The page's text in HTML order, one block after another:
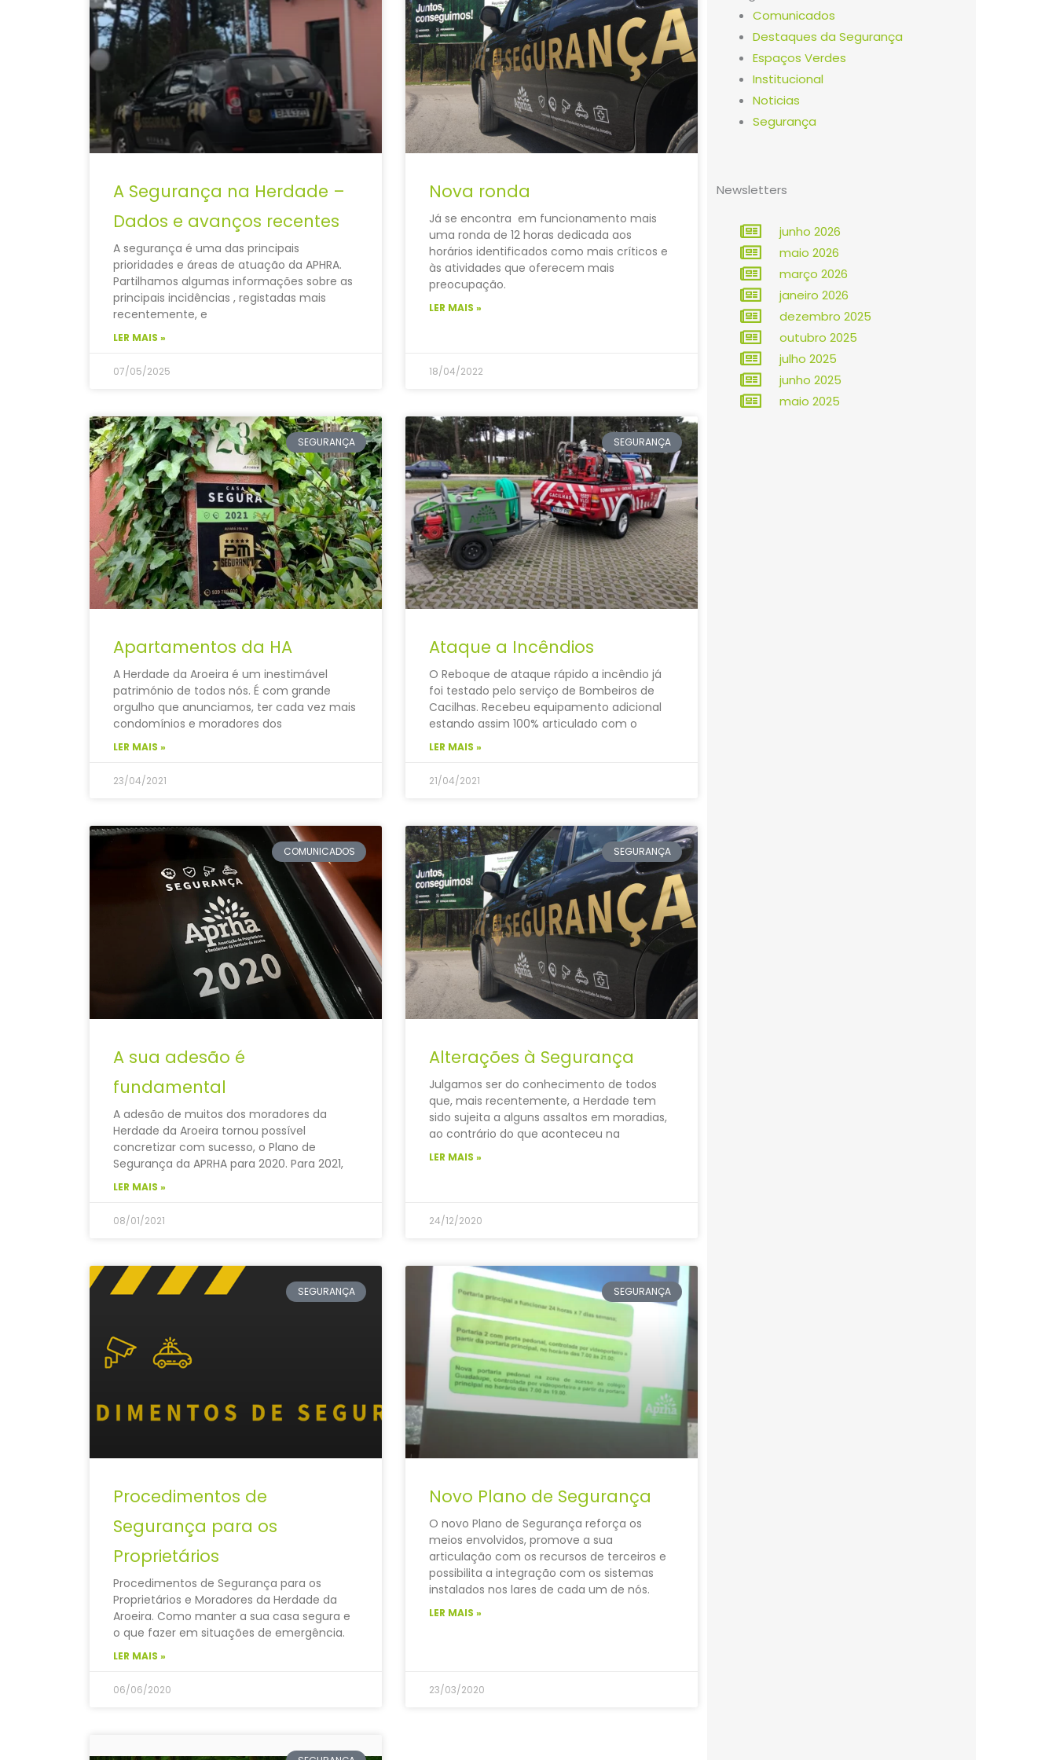
A Segurança na Herdade –
Dados e avanços recentes
A segurança é uma das principais
prioridades e áreas de atuação da APHRA.
Partilhamos algumas informações sobre as
principais incidências , registadas mais
recentemente, e
LER MAIS »
07/05/2025
Nova ronda
Já se encontra em funcionamento mais
uma ronda de 12 horas dedicada aos
horários identificados como mais críticos e
às atividades que oferecem mais
preocupação.
LER MAIS »
18/04/2022
SEGURANÇA
Apartamentos da HA
A Herdade da Aroeira é um inestimável
património de todos nós. É com grande
orgulho que anunciamos, ter cada vez mais
condomínios e moradores dos
LER MAIS »
23/04/2021
SEGURANÇA
Ataque a Incêndios
O Reboque de ataque rápido a incêndio já
foi testado pelo serviço de Bombeiros de
Cacilhas. Recebeu equipamento adicional
estando assim 100% articulado com o
LER MAIS »
21/04/2021
COMUNICADOS
A sua adesão é
fundamental
A adesão de muitos dos moradores da
Herdade da Aroeira tornou possível
concretizar com sucesso, o Plano de
Segurança da APRHA para 2020. Para 2021,
LER MAIS »
08/01/2021
SEGURANÇA
Alterações à Segurança
Julgamos ser do conhecimento de todos
que, mais recentemente, a Herdade tem
sido sujeita a alguns assaltos em moradias,
ao contrário do que aconteceu na
LER MAIS »
24/12/2020
SEGURANÇA
Procedimentos de
Segurança para os
Proprietários
Procedimentos de Segurança para os
Proprietários e Moradores da Herdade da
Aroeira. Como manter a sua casa segura e
o que fazer em situações de emergência.
LER MAIS »
06/06/2020
SEGURANÇA
Novo Plano de Segurança
O novo Plano de Segurança reforça os
meios envolvidos, promove a sua
articulação com os recursos de terceiros e
possibilita a integração com os sistemas
instalados nos lares de cada um de nós.
LER MAIS »
23/03/2020
Comunicados
Destaques da Segurança
Espaços Verdes
Institucional
Noticias
Segurança
Newsletters
junho 2026
maio 2026
março 2026
janeiro 2026
dezembro 2025
outubro 2025
julho 2025
junho 2025
maio 2025